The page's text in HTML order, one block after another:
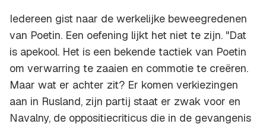
Iedereen gist naar de werkelijke beweegredenen
van Poetin. Een oefening lijkt het niet te zijn. "Dat
is apekool. Het is een bekende tactiek van Poetin
om verwarring te zaaien en commotie te creëren.
Maar wat er achter zit? Er komen verkiezingen
aan in Rusland, zijn partij staat er zwak voor en
Navalny, de oppositiecriticus die in de gevangenis